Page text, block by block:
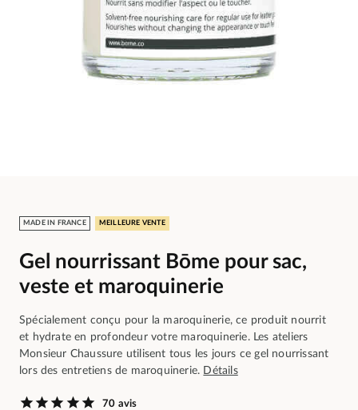
MADE IN FRANCE MEILLEURE VENTE
Gel nourrissant Bōme pour sac,
veste et maroquinerie
Spécialement conçu pour la maroquinerie, ce produit nourrit
et hydrate en profondeur votre maroquinerie. Les ateliers
Monsieur Chaussure utilisent tous les jours ce gel nourrissant
lors des entretiens de maroquinerie. Détails
70 avis